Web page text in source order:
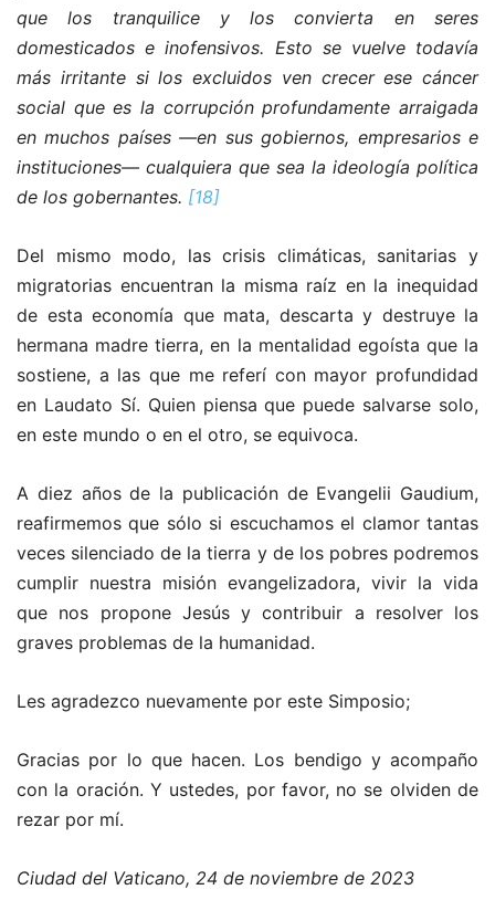
que los tranquilice y los convierta en seres
domesticados e inofensivos. Esto se vuelve todavía
más irritante si los excluidos ven crecer ese cáncer
social que es la corrupción profundamente arraigada
en muchos países —en sus gobiernos, empresarios e
instituciones— cualquiera que sea la ideología política
de los gobernantes. [18]
Del mismo modo, las crisis climáticas, sanitarias y
migratorias encuentran la misma raíz en la inequidad
de esta economía que mata, descarta y destruye la
hermana madre tierra, en la mentalidad egoísta que la
sostiene, a las que me referí con mayor profundidad
en Laudato Sí. Quien piensa que puede salvarse solo,
en este mundo o en el otro, se equivoca.
A diez años de la publicación de Evangelii Gaudium,
reafirmemos que sólo si escuchamos el clamor tantas
veces silenciado de la tierra y de los pobres podremos
cumplir nuestra misión evangelizadora, vivir la vida
que nos propone Jesús y contribuir a resolver los
graves problemas de la humanidad.
Les agradezco nuevamente por este Simposio;
Gracias por lo que hacen. Los bendigo y acompaño
con la oración. Y ustedes, por favor, no se olviden de
rezar por mí.
Ciudad del Vaticano, 24 de noviembre de 2023